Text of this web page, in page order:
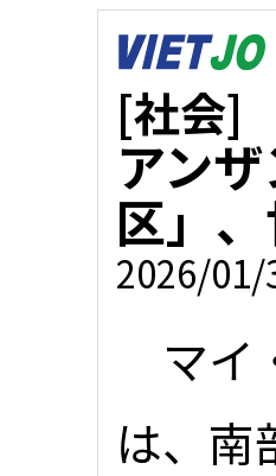
[社会]
アン
区」
2026/01/
マイ
は、南